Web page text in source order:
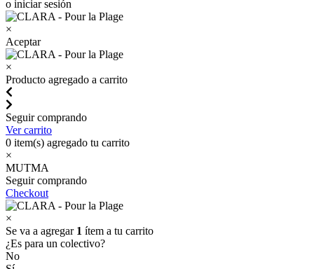
o iniciar sesión
×
Aceptar
×
Producto agregado a carrito
Seguir comprando
Ver carrito
0 item(s) agregado tu carrito
×
MUTMA
Seguir comprando
Checkout
×
Se va a agregar 1 ítem a tu carrito
¿Es para un colectivo?
No